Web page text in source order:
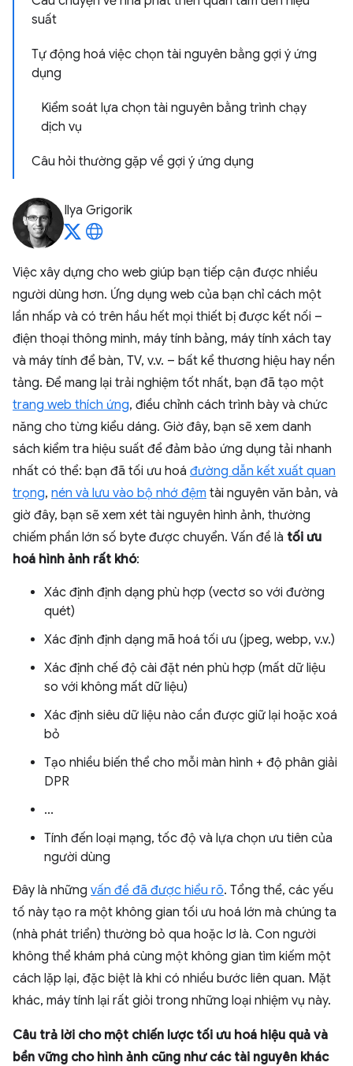
suất
Tự động hoá việc chọn tài nguyên bằng gợi ý ứng
dụng
Kiểm soát lựa chọn tài nguyên bằng trình chạy
dịch vụ
Câu hỏi thường gặp về gợi ý ứng dụng
Ilya Grigorik
Việc xây dựng cho web giúp bạn tiếp cận được nhiều
người dùng hơn. Ứng dụng web của bạn chỉ cách một
lần nhấp và có trên hầu hết mọi thiết bị được kết nối –
điện thoại thông minh, máy tính bảng, máy tính xách tay
và máy tính để bàn, TV, v.v. – bất kể thương hiệu hay nền
tảng. Để mang lại trải nghiệm tốt nhất, bạn đã tạo một
trang web thích ứng, điều chỉnh cách trình bày và chức
năng cho từng kiểu dáng. Giờ đây, bạn sẽ xem danh
sách kiểm tra hiệu suất để đảm bảo ứng dụng tải nhanh
nhất có thể: bạn đã tối ưu hoá đường dẫn kết xuất quan
trọng, nén và lưu vào bộ nhớ đệm tài nguyên văn bản, và
giờ đây, bạn sẽ xem xét tài nguyên hình ảnh, thường
chiếm phần lớn số byte được chuyển. Vấn đề là tối ưu
hoá hình ảnh rất khó:
Xác định định dạng phù hợp (vectơ so với đường
quét)
Xác định định dạng mã hoá tối ưu (jpeg, webp, v.v.)
Xác định chế độ cài đặt nén phù hợp (mất dữ liệu
so với không mất dữ liệu)
Xác định siêu dữ liệu nào cần được giữ lại hoặc xoá
bỏ
Tạo nhiều biến thể cho mỗi màn hình + độ phân giải
DPR
...
Tính đến loại mạng, tốc độ và lựa chọn ưu tiên của
người dùng
Đây là những vấn đề đã được hiểu rõ. Tổng thể, các yếu
tố này tạo ra một không gian tối ưu hoá lớn mà chúng ta
(nhà phát triển) thường bỏ qua hoặc lơ là. Con người
không thể khám phá cùng một không gian tìm kiếm một
cách lặp lại, đặc biệt là khi có nhiều bước liên quan. Mặt
khác, máy tính lại rất giỏi trong những loại nhiệm vụ này.
Câu trả lời cho một chiến lược tối ưu hoá hiệu quả và
bền vững cho hình ảnh cũng như các tài nguyên khác